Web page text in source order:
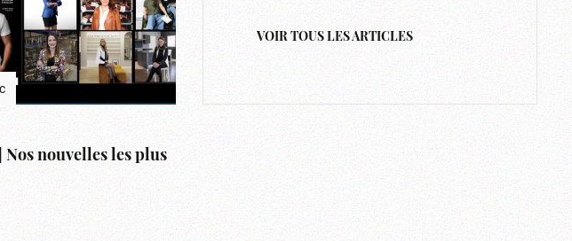
Nos nouvelles les plus
VOIR TOUS LES ARTICLES